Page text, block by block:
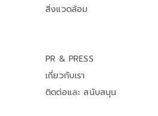
สิ่งแวดล้อม
PR & PRESS
เกี่ยวกับเรา
ติดต่อและ สนับสนุน